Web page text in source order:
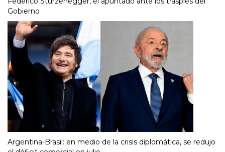
Gobierno
Argentina-Brasil: en medio de la crisis diplomática, se redujo